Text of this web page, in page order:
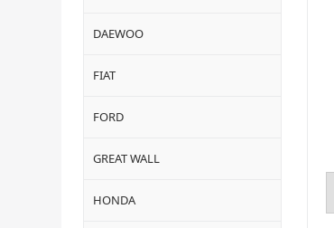
DAEWOO
FIAT
FORD
GREAT WALL
HONDA